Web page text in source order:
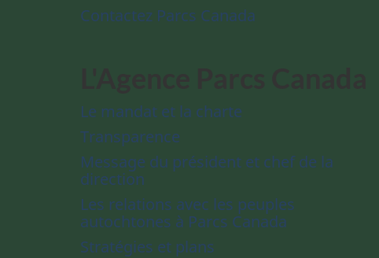
Contactez Parcs Canada
Le mandat et la charte
Transparence
Message du président et chef de la
direction
Les relations avec les peuples
autochtones à Parcs Canada
Stratégies et plans